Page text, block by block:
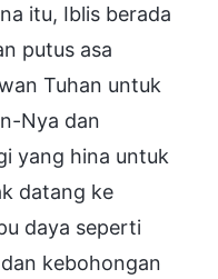
itu, Iblis berada
putus asa
Tuhan untuk
Nya dan
yang hina untuk
datang ke
daya seperti
kebohongan